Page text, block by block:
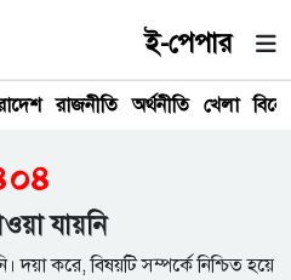
ই-পেপার
রাজনীতি অর্থনীতি খেলা
যায়নি
করে, বিষয়টি সম্পর্কে নিশ্চিত হয়ে